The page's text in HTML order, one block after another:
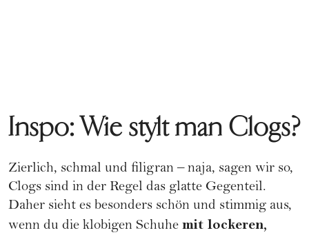
Inspo: Wie stylt man Clogs?
Zierlich, schmal und filigran – naja, sagen wir so,
Clogs sind in der Regel das glatte Gegenteil.
Daher sieht es besonders schön und stimmig aus,
wenn du die klobigen Schuhe mit lockeren,